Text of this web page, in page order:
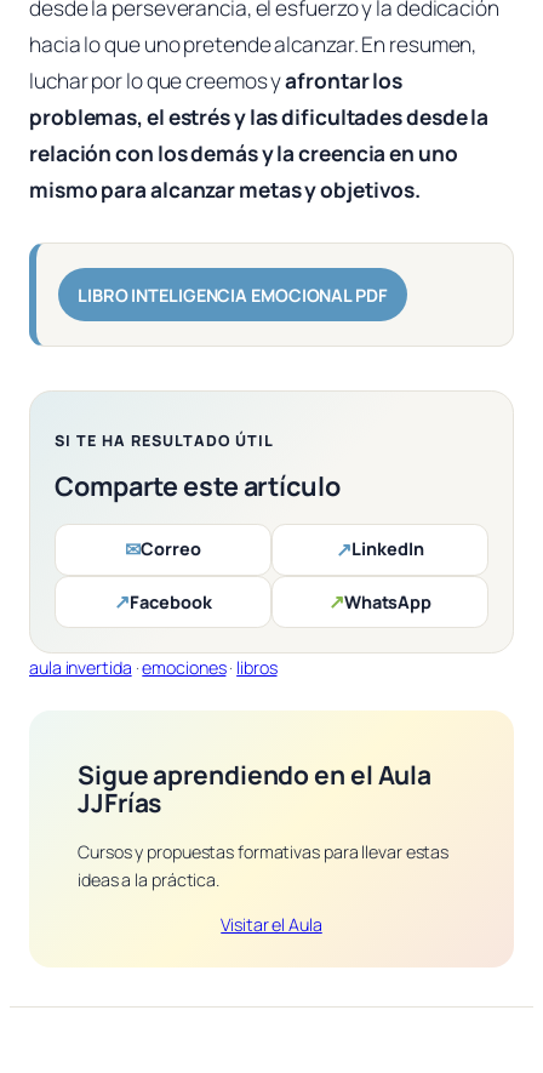
desde la perseverancia, el esfuerzo y la dedicación
hacia lo que uno pretende alcanzar. En resumen,
luchar por lo que creemos yafrontar los
problemas, el estrés y las dificultades desde la
relación con los demás y la creencia en uno
mismo para alcanzar metas y objetivos.
LIBRO INTELIGENCIA EMOCIONAL PDF
SI TE HA RESULTADO ÚTIL
Comparte este artículo
✉Correo ↗LinkedIn
↗Facebook ↗WhatsApp
aula invertida · emociones · libros
Sigue aprendiendo en el Aula
JJFrías
Cursos y propuestas formativas para llevar estas
ideas a la práctica.
Visitar el Aula